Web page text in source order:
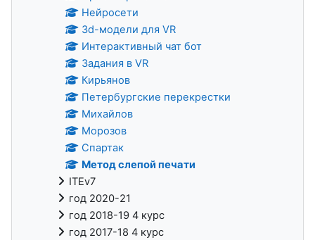
Нейросети
3d-модели для VR
Интерактивный чат бот
Задания в VR
Кирьянов
Петербургские перекрестки
Михайлов
Морозов
Спартак
Метод слепой печати
ITEv7
год 2020-21
год 2018-19 4 курс
год 2017-18 4 курс